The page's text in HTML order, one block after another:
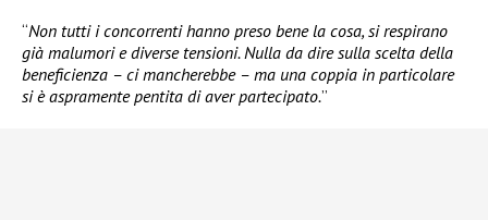
“Non tutti i concorrenti hanno preso bene la cosa, si respirano
già malumori e diverse tensioni. Nulla da dire sulla scelta della
beneficienza – ci mancherebbe – ma una coppia in particolare
si è aspramente pentita di aver partecipato.”